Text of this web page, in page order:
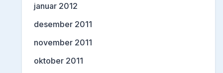
januar 2012
desember 2011
november 2011
oktober 2011